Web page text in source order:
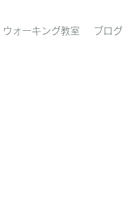
ウォーキング教室 ブログ